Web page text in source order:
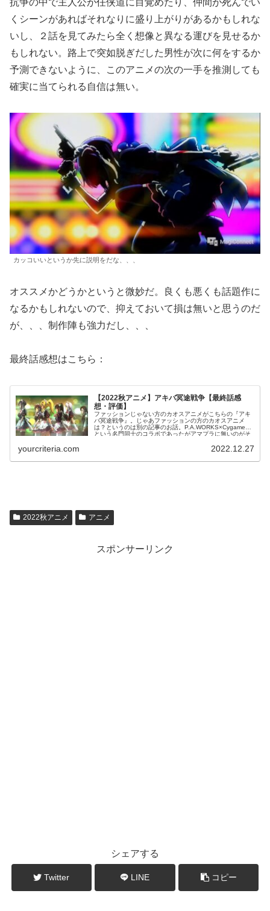
抗争の中で主人公が任侠道に目覚めたり、仲間が死んでい
くシーンがあればそれなりに盛り上がりがあるかもしれな
いし、２話を見てみたら全く想像と異なる運びを見せるか
もしれない。路上で突如脱ぎだした男性が次に何をするか
予測できないように、このアニメの次の一手を推測しても
確実に当てられる自信は無い。
カッコいいというか先に説明をだな、、、
オススメかどうかというと微妙だ。良くも悪くも話題作に
なるかもしれないので、抑えておいて損は無いと思うのだ
が、、、制作陣も強力だし、、、
最終話感想はこちら：
【2022秋アニメ】アキバ冥途戦争【最終話感
想・評価】
ファッションじゃない方のカオスアニメがこちらの『アキ
バ冥途戦争』。じゃあファッションの方のカオスアニメ
は？というのは別の記事のお話。P.A.WORKS×Cygames
という名門同士のコラボであったがアマプラに無いのがそ
うか絶対携帯ゲームの宣伝が最終話と共にあると思ったの
yourcriteria.com 2022.12.27
2022秋アニメ アニメ
スポンサーリンク
シェアする
Twitter LINE コピー